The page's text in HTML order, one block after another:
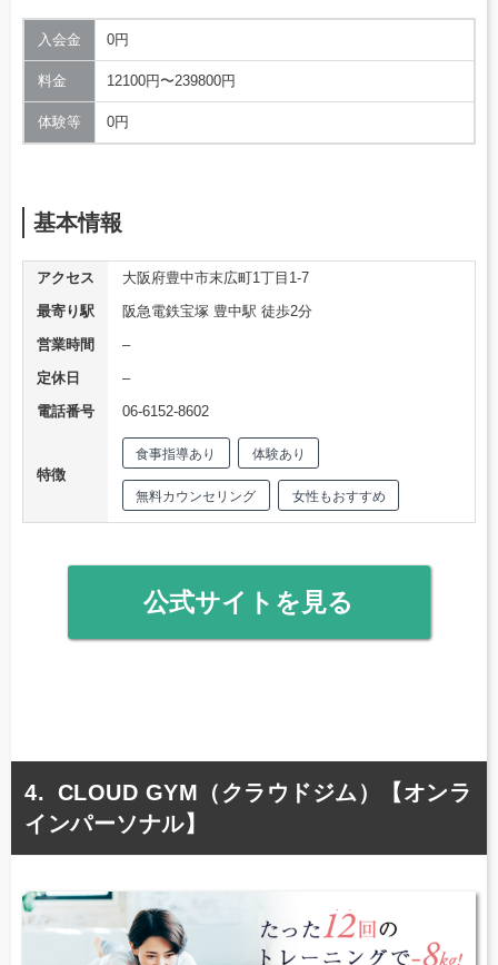
入会金 0円
料金 12100円〜239800円
体験等 0円
基本情報
アクセス
大阪府豊中市末広町1丁目1-7
最寄り駅
阪急電鉄宝塚 豊中駅 徒歩2分
営業時間
–
定休日
–
電話番号
06-6152-8602
特徴
食事指導あり 体験あり
無料カウンセリング 女性もおすすめ
公式サイトを見る
CLOUD GYM（クラウドジム）【オンラ
インパーソナル】